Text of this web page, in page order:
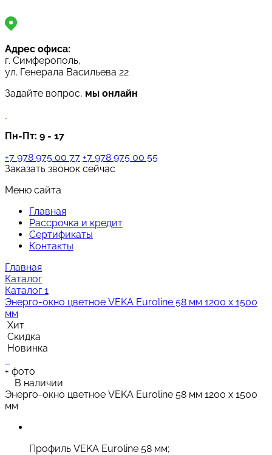
Адрес офиса:
г. Симферополь,
ул. Генерала Васильева 22
Задайте вопрос, мы онлайн
Пн-Пт: 9 - 17
+7 978 975 00 77 +7 978 975 00 55
Заказать звонок сейчас
Меню сайта
Главная
Рассрочка и кредит
Сертификаты
Контакты
Главная
Каталог
Каталог 1
Энерго-окно цветное VEKA Euroline 58 мм 1200 х 1500
мм
Хит
Скидка
Новинка
+ фото
В наличии
Энерго-окно цветное VEKA Euroline 58 мм 1200 х 1500
мм
Профиль VEKA Euroline 58 мм;